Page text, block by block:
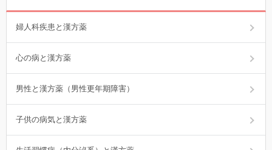
婦人科疾患と漢方薬
心の病と漢方薬
男性と漢方薬（男性更年期障害）
子供の病気と漢方薬